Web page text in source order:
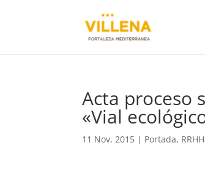
Acta proceso
«Vial
11 Nov, 2015 | Portada,